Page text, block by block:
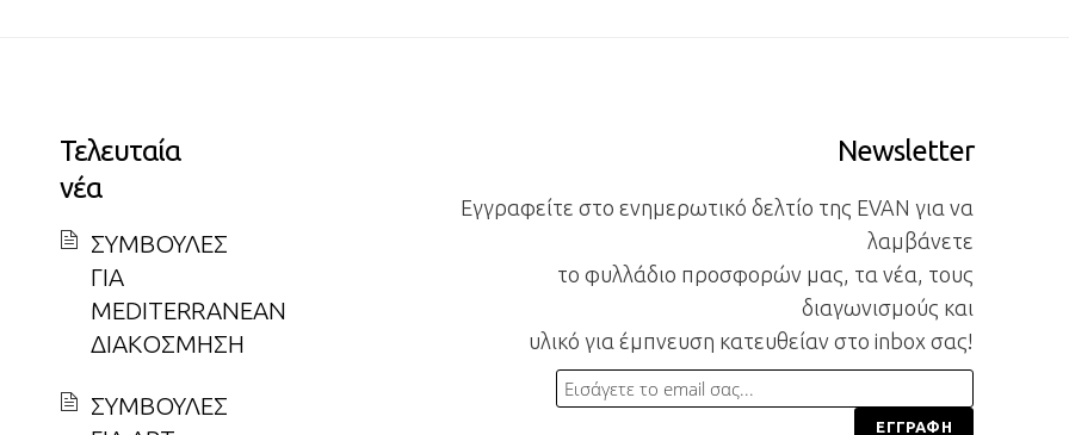
Τελευταία
νέα
ΣΥΜΒΟΥΛΕΣ
ΓΙΑ
MEDITERRANEAN
ΔΙΑΚΟΣΜΗΣΗ
ΣΥΜΒΟΥΛΕΣ
Newsletter
Εγγραφείτε στο ενημερωτικό δελτίο της EVAN για να
λαμβάνετε
το φυλλάδιο προσφορών μας, τα νέα, τους
διαγωνισμούς και
υλικό για έμπνευση κατευθείαν στο inbox σας!